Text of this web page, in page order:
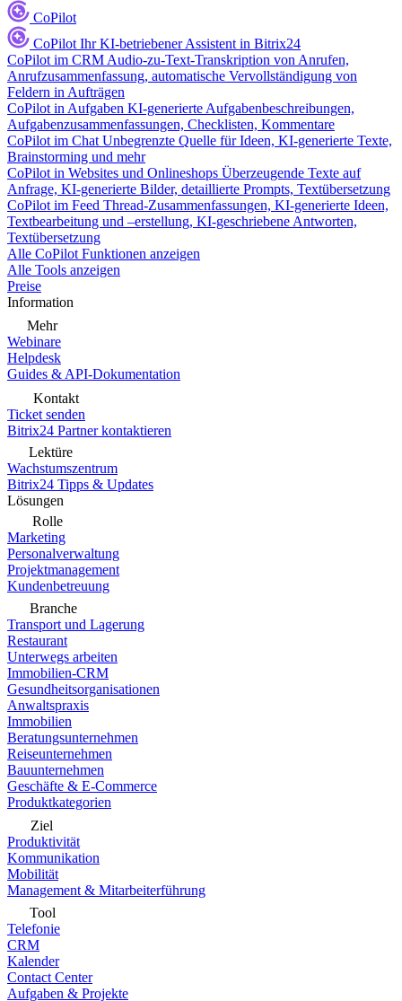
CoPilot
CoPilot Ihr KI-betriebener Assistent in Bitrix24
CoPilot im CRM Audio-zu-Text-Transkription von Anrufen,
Anrufzusammenfassung, automatische Vervollständigung von
Feldern in Aufträgen
CoPilot in Aufgaben KI-generierte Aufgabenbeschreibungen,
Aufgabenzusammenfassungen, Checklisten, Kommentare
CoPilot im Chat Unbegrenzte Quelle für Ideen, KI-generierte Texte,
Brainstorming und mehr
CoPilot in Websites und Onlineshops Überzeugende Texte auf
Anfrage, KI-generierte Bilder, detaillierte Prompts, Textübersetzung
CoPilot im Feed Thread-Zusammenfassungen, KI-generierte Ideen,
Textbearbeitung und –erstellung, KI-geschriebene Antworten,
Textübersetzung
Alle CoPilot Funktionen anzeigen
Alle Tools anzeigen
Preise
Information
Mehr
Webinare
Helpdesk
Guides & API-Dokumentation
Kontakt
Ticket senden
Bitrix24 Partner kontaktieren
Lektüre
Wachstumszentrum
Bitrix24 Tipps & Updates
Lösungen
Rolle
Marketing
Personalverwaltung
Projektmanagement
Kundenbetreuung
Branche
Transport und Lagerung
Restaurant
Unterwegs arbeiten
Immobilien-CRM
Gesundheitsorganisationen
Anwaltspraxis
Immobilien
Beratungsunternehmen
Reiseunternehmen
Bauunternehmen
Geschäfte & E-Commerce
Produktkategorien
Ziel
Produktivität
Kommunikation
Mobilität
Management & Mitarbeiterführung
Tool
Telefonie
CRM
Kalender
Contact Center
Aufgaben & Projekte